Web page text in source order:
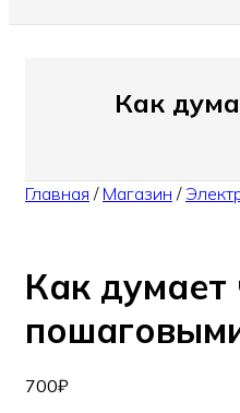
Как
Главная / Магазин /
Как думает
700₽